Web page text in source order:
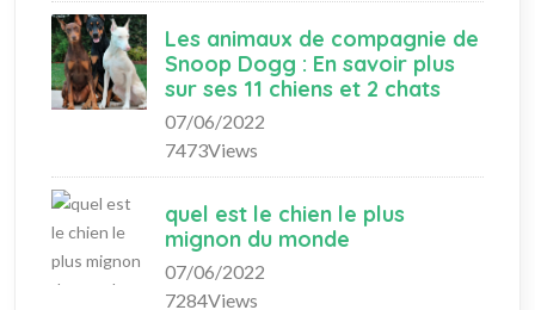
Les animaux de compagnie de
Snoop Dogg : En savoir plus
sur ses 11 chiens et 2 chats
07/06/2022
7473Views
quel est le chien le plus
mignon du monde
07/06/2022
7284Views